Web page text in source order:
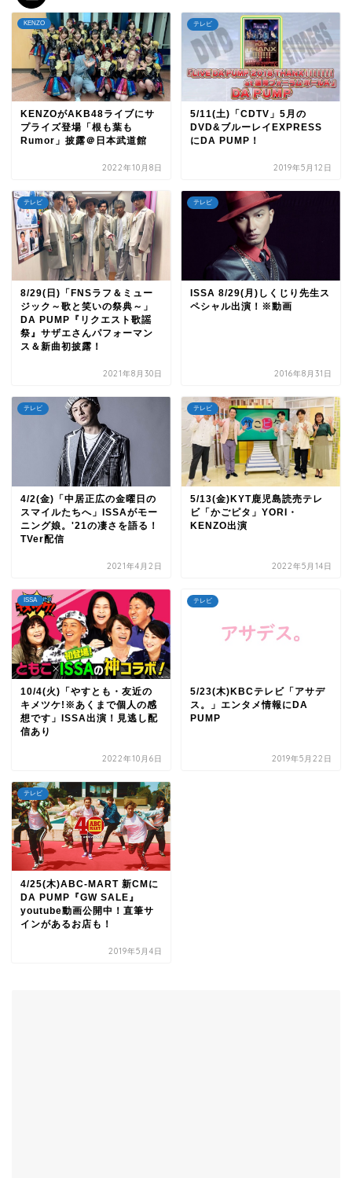
KENZO
KENZOがAKB48ライブにサ
プライズ登場「根も葉も
Rumor」披露＠日本武道館
2022年10月8日
テレビ
5/11(土)「CDTV」5月の
DVD&ブルーレイEXPRESS
にDA PUMP！
2019年5月12日
テレビ
8/29(日)「FNSラフ＆ミュー
ジック～歌と笑いの祭典～」
DA PUMP『リクエスト歌謡
祭』サザエさんパフォーマン
ス＆新曲初披露！
2021年8月30日
テレビ
ISSA 8/29(月)しくじり先生ス
ペシャル出演！※動画
2016年8月31日
テレビ
4/2(金)「中居正広の金曜日の
スマイルたちへ」ISSAがモー
ニング娘。'21の凄さを語る！
TVer配信
2021年4月2日
テレビ
5/13(金)KYT鹿児島読売テレ
ビ「かごピタ」YORI・
KENZO出演
2022年5月14日
ISSA
10/4(火)「やすとも・友近の
キメツケ!※あくまで個人の感
想です」ISSA出演！見逃し配
信あり
2022年10月6日
テレビ
5/23(木)KBCテレビ「アサデ
ス。」エンタメ情報にDA
PUMP
2019年5月22日
テレビ
4/25(木)ABC-MART 新CMに
DA PUMP『GW SALE』
youtube動画公開中！直筆サ
インがあるお店も！
2019年5月4日